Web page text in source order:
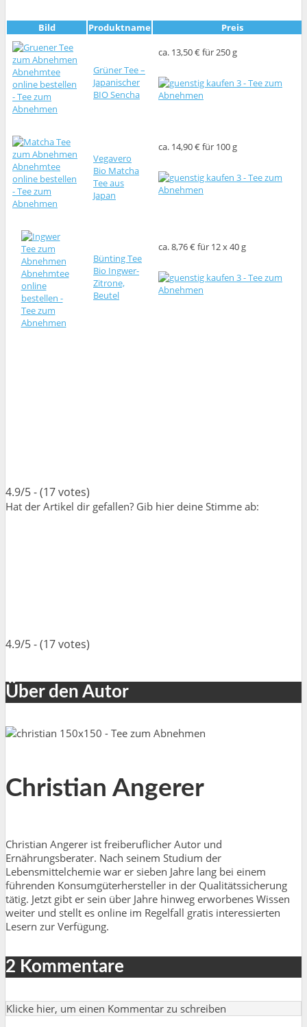
Bild Produktname Preis
Grüner Tee –
Japanischer
BIO Sencha
ca. 13,50 € für 250 g
Vegavero
Bio Matcha
Tee aus
Japan
ca. 14,90 € für 100 g
Bünting Tee
Bio Ingwer-
Zitrone,
Beutel
ca. 8,76 € für 12 x 40 g
4.9/5 - (17 votes)
Hat der Artikel dir gefallen? Gib hier deine Stimme ab:
4.9/5 - (17 votes)
Über den Autor
Christian Angerer
Christian Angerer ist freiberuflicher Autor und
Ernährungsberater. Nach seinem Studium der
Lebensmittelchemie war er sieben Jahre lang bei einem
führenden Konsumgüterhersteller in der Qualitätssicherung
tätig. Jetzt gibt er sein über Jahre hinweg erworbenes Wissen
weiter und stellt es online im Regelfall gratis interessierten
Lesern zur Verfügung.
2 Kommentare
Klicke hier, um einen Kommentar zu schreiben